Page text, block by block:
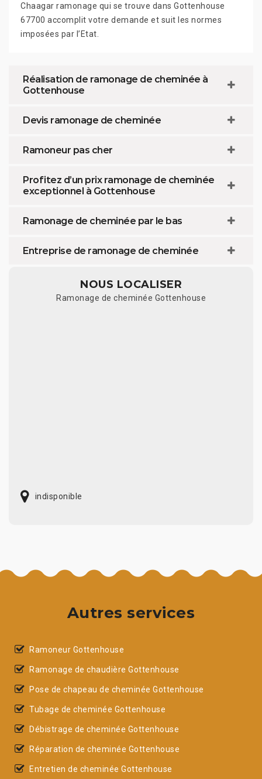
Chaagar ramonage qui se trouve dans Gottenhouse
67700 accomplit votre demande et suit les normes
imposées par l’Etat.
Réalisation de ramonage de cheminée à
Gottenhouse
Devis ramonage de cheminée
Ramoneur pas cher
Profitez d’un prix ramonage de cheminée
exceptionnel à Gottenhouse
Ramonage de cheminée par le bas
Entreprise de ramonage de cheminée
NOUS LOCALISER
Ramonage de cheminée Gottenhouse
indisponible
Autres services
Ramoneur Gottenhouse
Ramonage de chaudière Gottenhouse
Pose de chapeau de cheminée Gottenhouse
Tubage de cheminée Gottenhouse
Débistrage de cheminée Gottenhouse
Réparation de cheminée Gottenhouse
Entretien de cheminée Gottenhouse